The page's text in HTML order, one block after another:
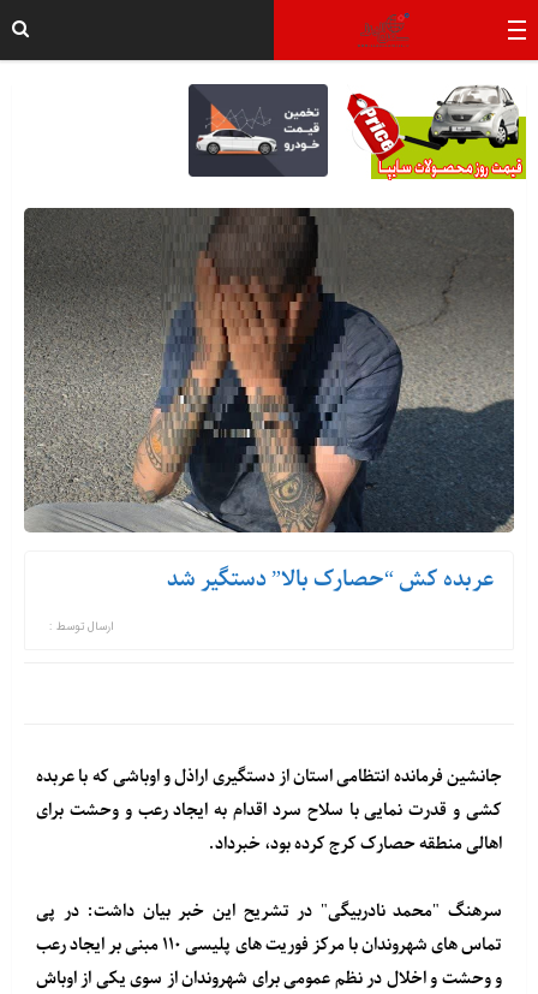
عربده کش “حصارک بالا” دستگیر شد
ارسال توسط :
جانشین فرمانده انتظامی استان از دستگیری اراذل و اوباشی که با عربده
کشی و قدرت نمایی با سلاح سرد اقدام به ایجاد رعب و وحشت برای
اهالی منطقه حصارک کرج کرده بود، خبرداد.
سرهنگ "محمد نادربیگی" در تشریح این خبر بیان داشت: در پی
تماس های شهروندان با مرکز فوریت های پلیسی ۱۱۰ مبنی بر ایجاد رعب
و وحشت و اخلال در نظم عمومی برای شهروندان از سوی یکی از اوباش